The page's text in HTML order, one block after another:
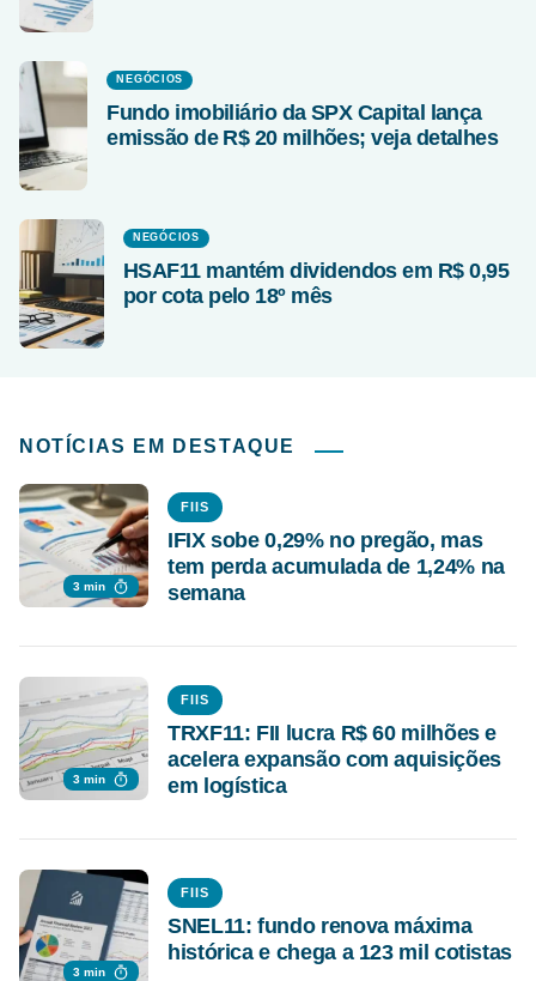
NEGÓCIOS
Fundo imobiliário da SPX Capital lança
emissão de R$ 20 milhões; veja detalhes
NEGÓCIOS
HSAF11 mantém dividendos em R$ 0,95
por cota pelo 18º mês
NOTÍCIAS EM DESTAQUE
3 min
FIIS
IFIX sobe 0,29% no pregão, mas
tem perda acumulada de 1,24% na
semana
3 min
FIIS
TRXF11: FII lucra R$ 60 milhões e
acelera expansão com aquisições
em logística
3 min
FIIS
SNEL11: fundo renova máxima
histórica e chega a 123 mil cotistas